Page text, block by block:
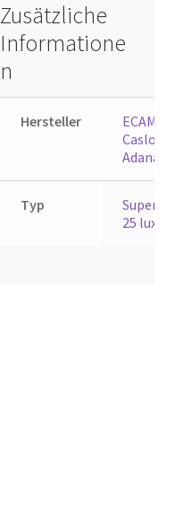
Zusätzliche
Informatione
n
Hersteller
ECAMO /
Caslon /
Adana
Typ
25 luxe